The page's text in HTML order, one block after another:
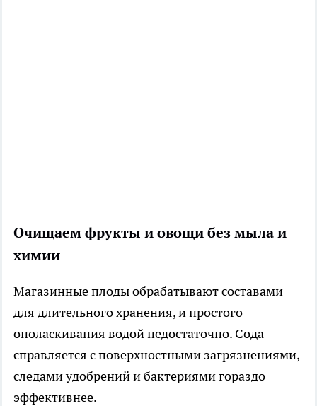
Очищаем фрукты и овощи без мыла и
химии
Магазинные плоды обрабатывают составами
для длительного хранения, и простого
ополаскивания водой недостаточно. Сода
справляется с поверхностными загрязнениями,
следами удобрений и бактериями гораздо
эффективнее.